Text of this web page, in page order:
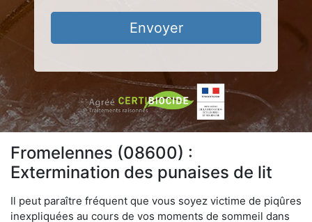
Envoyer
Fromelennes (08600) :
Extermination des punaises de lit
Il peut paraître fréquent que vous soyez victime de piqûres
inexpliquées au cours de vos moments de sommeil dans